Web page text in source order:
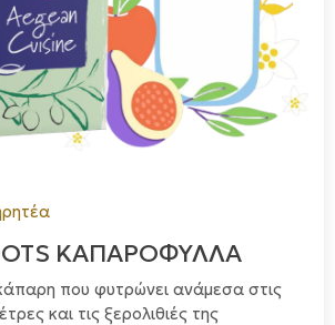
ΚΑΠΑΡΟΦΥΛΛΑ
που φυτρώνει ανάμεσα στις
και τις ξερολιθιές της